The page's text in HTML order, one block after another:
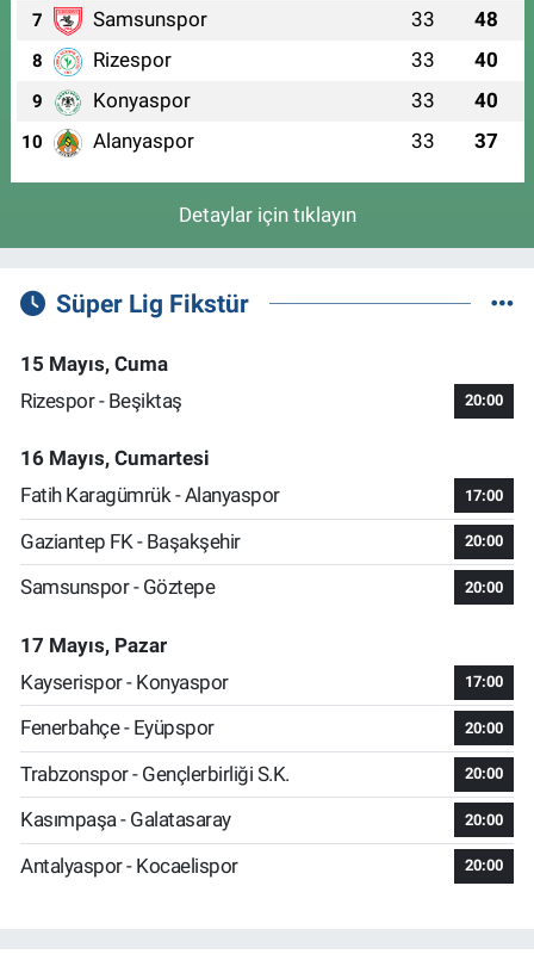
7 Samsunspor 33 48
8 Rizespor 33 40
9 Konyaspor 33 40
10 Alanyaspor 33 37
Detaylar için tıklayın
Süper Lig Fikstür
15 Mayıs, Cuma
Rizespor - Beşiktaş
20:00
16 Mayıs, Cumartesi
Fatih Karagümrük - Alanyaspor
17:00
Gaziantep FK - Başakşehir 20:00
Samsunspor - Göztepe 20:00
17 Mayıs, Pazar
Kayserispor - Konyaspor
17:00
Fenerbahçe - Eyüpspor 20:00
Trabzonspor - Gençlerbirliği S.K. 20:00
Kasımpaşa - Galatasaray 20:00
Antalyaspor - Kocaelispor 20:00